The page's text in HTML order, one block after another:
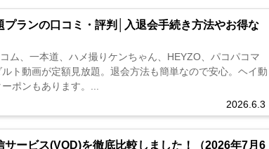
プランの口コミ・評判│入退会手続き方法やお得な
2026.6.3
ム、一本道、ハメ撮りケンちゃん、HEYZO、パコパコマ
ト動画が定額見放題。退会方法も簡単なので安心。ヘイ動
ポンもあります。...
ービス(VOD)を徹底比較しました！（2026年7月6